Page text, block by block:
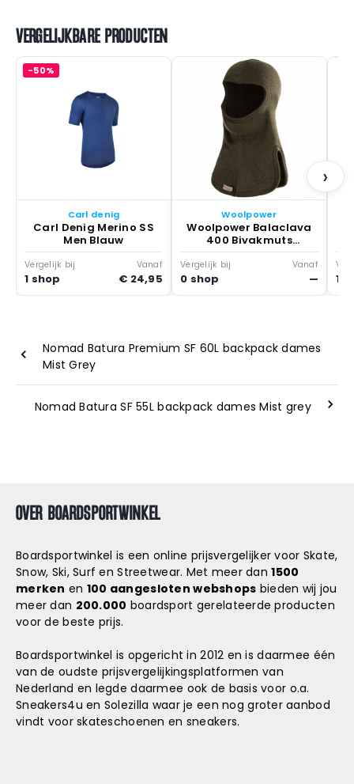
VERGELIJKBARE PRODUCTEN
-50%
Carl denig
Carl Denig Merino SS
Men Blauw
Vergelijk bij
1 shop
Vanaf
€ 24,95
Woolpower
Woolpower Balaclava
400 Bivakmuts
Olijfgroen
Vergelijk bij
0 shop
Vanaf
— 1
›
Nomad Batura Premium SF 60L backpack dames
Mist Grey
Nomad Batura SF 55L backpack dames Mist grey
OVER BOARDSPORTWINKEL
Boardsportwinkel is een online prijsvergelijker voor Skate,
Snow, Ski, Surf en Streetwear. Met meer dan1500
merken en 100 aangesloten webshops bieden wij jou
meer dan 200.000 boardsport gerelateerde producten
voor de beste prijs.
Boardsportwinkel is opgericht in 2012 en is daarmee één
van de oudste prijsvergelijkingsplatformen van
Nederland en legde daarmee ook de basis voor o.a.
Sneakers4u en Solezilla waar je een nog groter aanbod
vindt voor skateschoenen en sneakers.